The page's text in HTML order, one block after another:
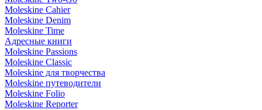
Moleskine Cahier
Moleskine Denim
Moleskine Time
Адресные книги
Moleskine Passions
Moleskine Classic
Moleskine для творчества
Moleskine путеводители
Moleskine Folio
Moleskine Reporter